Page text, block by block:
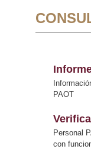
PAOT
Personal
con